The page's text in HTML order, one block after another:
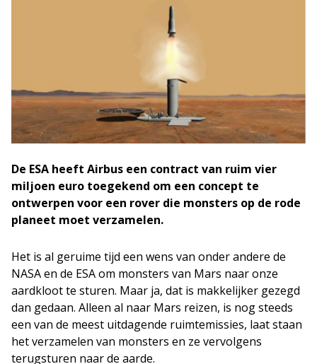
De ESA heeft Airbus een contract van ruim vier
miljoen euro toegekend om een concept te
ontwerpen voor een rover die monsters op de rode
planeet moet verzamelen.
Het is al geruime tijd een wens van onder andere de
NASA en de ESA om monsters van Mars naar onze
aardkloot te sturen. Maar ja, dat is makkelijker gezegd
dan gedaan. Alleen al naar Mars reizen, is nog steeds
een van de meest uitdagende ruimtemissies, laat staan
het verzamelen van monsters en ze vervolgens
terugsturen naar de aarde.